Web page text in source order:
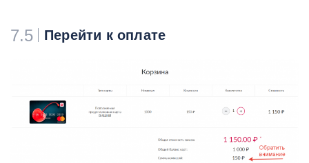
7.5 Перейти к оплате